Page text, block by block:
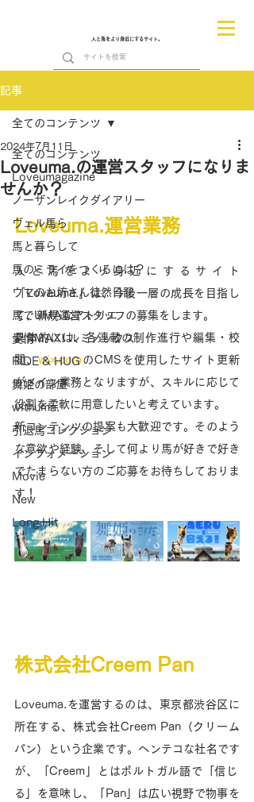
人と馬をより身近にするサイト。
記事
全てのコンテンツ
Loveumagazine
ノーザンレイクダイアリー
ヴェル馬ら
馬と暮らして
馬のミライをつくるには？
ウマのお坊さん徒然日記
馬でUMAなアトリエ
愛情MAX! ルミノックス
RIDE & HUG
舞姫の部屋
withuma.
引退馬コレクション
インフォメーション
Movie
New
Long Hit
全てのコンテンツ
Loveuma.の運営スタッフになりま
せんか？
2024年7月11日
Loveuma.運営業務
人と馬をより身近にするサイト
「Loveuma.」は、今後一層の成長を目指し
て、新規運営スタッフの募集をします。
具体的には、各連載の制作進行や編集・校
閲、wix.comのCMSを使用したサイト更新
がメイン業務となりますが、スキルに応じて
役割を柔軟に用意したいと考えています。
新コンテンツの提案も大歓迎です。そのよう
な意欲や経験、そして何より馬が好きで好き
でたまらない方のご応募をお待ちしておりま
す！
株式会社Creem Pan
Loveuma.を運営するのは、東京都渋谷区に
所在する、株式会社Creem Pan（クリーム
パン）という企業です。ヘンテコな社名です
が、「Creem」とはポルトガル語で「信じ
る」を意味し、「Pan」は広い視野で物事を